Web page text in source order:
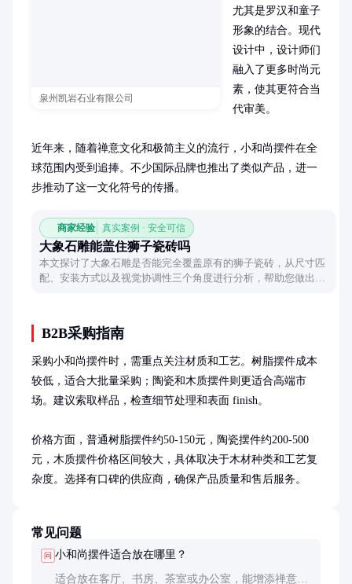
泉州凯岩石业有限公司
尤其是罗汉和童子
形象的结合。现代
设计中，设计师们
融入了更多时尚元
素，使其更符合当
代审美。
近年来，随着禅意文化和极简主义的流行，小和尚摆件在全
球范围内受到追捧。不少国际品牌也推出了类似产品，进一
步推动了这一文化符号的传播。
商家经验 真实案例 · 安全可信
大象石雕能盖住狮子瓷砖吗
本文探讨了大象石雕是否能完全覆盖原有的狮子瓷砖，从尺寸匹
配、安装方式以及视觉协调性三个角度进行分析，帮助您做出合
B2B采购指南
采购小和尚摆件时，需重点关注材质和工艺。树脂摆件成本
较低，适合大批量采购；陶瓷和木质摆件则更适合高端市
场。建议索取样品，检查细节处理和表面 finish。
价格方面，普通树脂摆件约50-150元，陶瓷摆件约200-500
元，木质摆件价格区间较大，具体取决于木材种类和工艺复
杂度。选择有口碑的供应商，确保产品质量和售后服务。
常见问题
问 小和尚摆件适合放在哪里？
适合放在客厅、书房、茶室或办公室，能增添禅意和